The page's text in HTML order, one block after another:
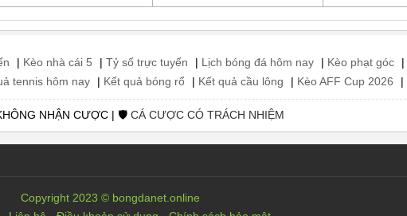
| Kèo nhà cái 5 | Tỷ số trực tuyến | Lịch bóng đá hôm nay | Kèo phạt góc |
tennis hôm nay | Kết quả bóng rổ | Kết quả cầu lông | Kèo AFF Cup 2026 |
NHẬN CƯỢC | 🛡️ CÁ CƯỢC CÓ TRÁCH NHIỆM
Copyright 2023 © bongdanet.online